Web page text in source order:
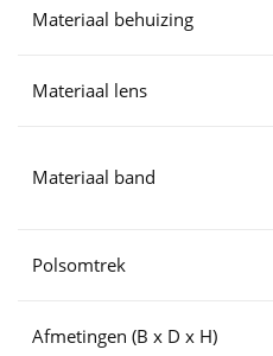
Materiaal behuizing
Materiaal lens
Materiaal band
Polsomtrek
Afmetingen (B x D x H)